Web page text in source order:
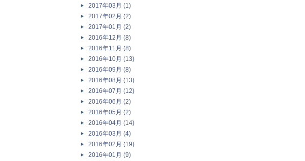
2017年03月 (1)
2017年02月 (2)
2017年01月 (2)
2016年12月 (8)
2016年11月 (8)
2016年10月 (13)
2016年09月 (8)
2016年08月 (13)
2016年07月 (12)
2016年06月 (2)
2016年05月 (2)
2016年04月 (14)
2016年03月 (4)
2016年02月 (19)
2016年01月 (9)